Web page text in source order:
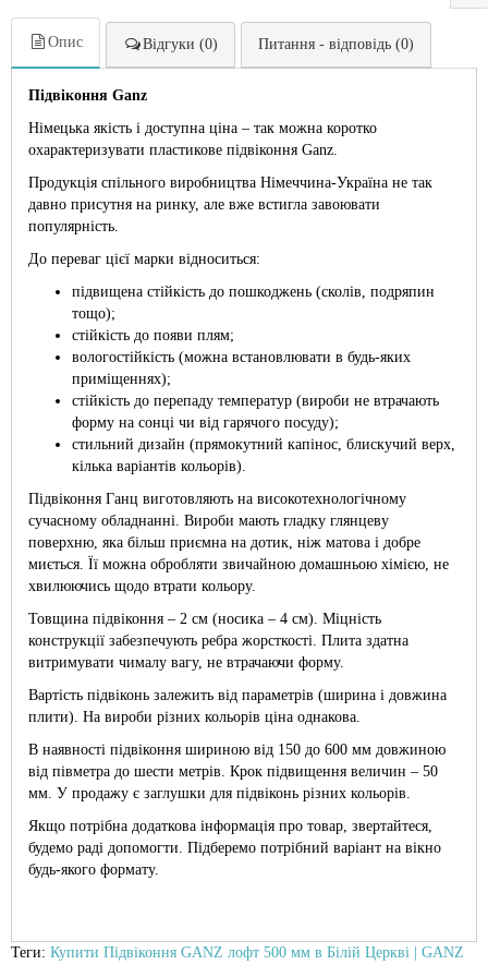
Опис Відгуки (0) Питання - відповідь (0)
Підвіконня Ganz
Німецька якість і доступна ціна – так можна коротко
охарактеризувати пластикове підвіконня Ganz.
Продукція спільного виробництва Німеччина-Україна не так
давно присутня на ринку, але вже встигла завоювати
популярність.
До переваг цієї марки відноситься:
підвищена стійкість до пошкоджень (сколів, подряпин
тощо);
стійкість до появи плям;
вологостійкість (можна встановлювати в будь-яких
приміщеннях);
стійкість до перепаду температур (вироби не втрачають
форму на сонці чи від гарячого посуду);
стильний дизайн (прямокутний капінос, блискучий верх,
кілька варіантів кольорів).
Підвіконня Ганц виготовляють на високотехнологічному
сучасному обладнанні. Вироби мають гладку глянцеву
поверхню, яка більш приємна на дотик, ніж матова і добре
миється. Її можна обробляти звичайною домашньою хімією, не
хвилюючись щодо втрати кольору.
Товщина підвіконня – 2 см (носика – 4 см). Міцність
конструкції забезпечують ребра жорсткості. Плита здатна
витримувати чималу вагу, не втрачаючи форму.
Вартість підвіконь залежить від параметрів (ширина і довжина
плити). На вироби різних кольорів ціна однакова.
В наявності підвіконня шириною від 150 до 600 мм довжиною
від півметра до шести метрів. Крок підвищення величин – 50
мм. У продажу є заглушки для підвіконь різних кольорів.
Якщо потрібна додаткова інформація про товар, звертайтеся,
будемо раді допомогти. Підберемо потрібний варіант на вікно
будь-якого формату.
Теги: Купити Підвіконня GANZ лофт 500 мм в Білій Церкві | GANZ